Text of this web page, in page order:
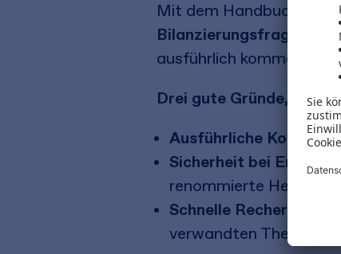
Mit dem Handbuch der
Bilanzierungsfragen
ausführlich kommentiert.
Drei gute Gründe, sich
Ausführliche
Sicherheit bei
renommierte
Schnelle Recherche
verwandten Themen